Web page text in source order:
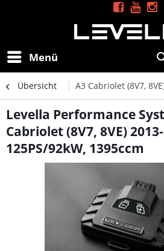
Menü
Übersicht A3 Cabriolet (8V7,
Levella Performance
Cabriolet (8V7, 8VE)
125PS/92kW, 1395ccm